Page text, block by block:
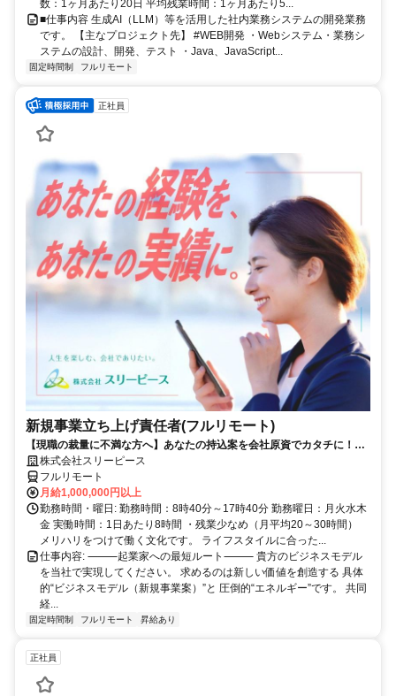
数：1ヶ月あたり20日 平均残業時間：1ヶ月あたり5...
■仕事内容 生成AI（LLM）等を活用した社内業務システムの開発業務
です。 【主なプロジェクト先】 #WEB開発 ・Webシステム・業務シ
ステムの設計、開発、テスト ・Java、JavaScript...
固定時間制 フルリモート
正社員
新規事業立ち上げ責任者(フルリモート)
【現職の裁量に不満な方へ】あなたの持込案を会社原資でカタチに！最
短6ヶ月で共同経営者の道へ
株式会社スリーピース
フルリモート
月給1,000,000円以上
勤務時間・曜日: 勤務時間：8時40分～17時40分 勤務曜日：月火水木
金 実働時間：1日あたり8時間 ・残業少なめ（月平均20～30時間）
メリハリをつけて働く文化です。 ライフスタイルに合った...
仕事内容: ⸻起業家への最短ルート⸻ 貴方のビジネスモデル
を当社で実現してください。 求めるのは新しい価値を創造する 具体
的“ビジネスモデル（新規事業案）”と 圧倒的“エネルギー”です。 共同
経...
固定時間制 フルリモート 昇給あり
正社員